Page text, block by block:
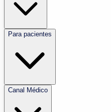
Para pacientes
Canal Médico